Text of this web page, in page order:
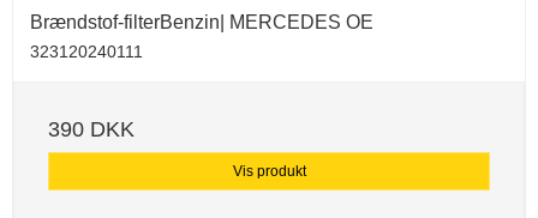
Brændstof-filterBenzin| MERCEDES OE
323120240111
390 DKK
Vis produkt